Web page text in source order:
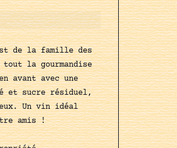
de la famille des
la gourmandise
avant avec une
et sucre résiduel,
Un vin idéal
amis !